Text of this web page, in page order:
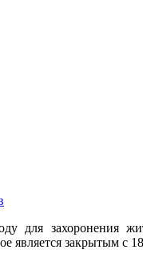
для захоронения
является закрытым с